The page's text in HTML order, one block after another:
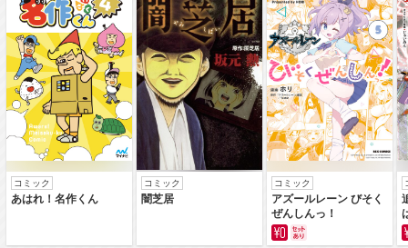
コミック
あはれ！名作くん
コミック
闇芝居
コミック
アズールレーン びそく
ぜんしんっ！